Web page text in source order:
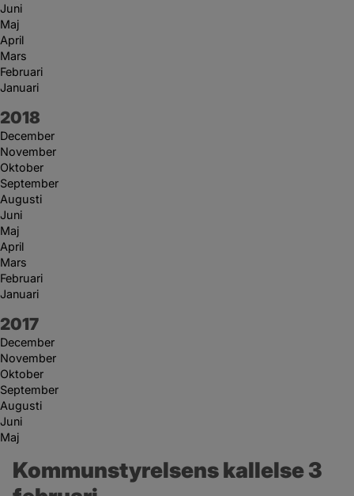
Juni
Maj
April
Mars
Februari
Januari
År:
2018
December
November
Oktober
September
Augusti
Juni
Maj
April
Mars
Februari
Januari
År:
2017
December
November
Oktober
September
Augusti
Juni
Maj
Kommunstyrelsens kallelse 3